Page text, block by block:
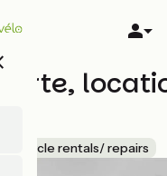
verte,
Bicycle rentals/ repairs